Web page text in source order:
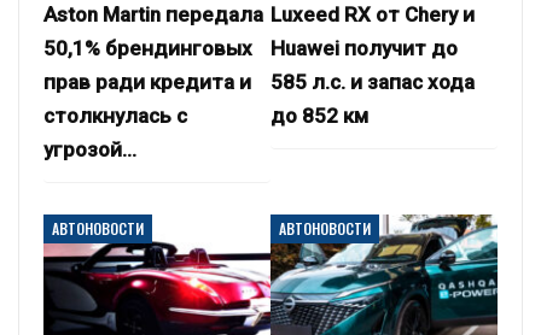
Aston Martin передала
50,1% брендинговых
прав ради кредита и
столкнулась с
угрозой…
Luxeed RX от Chery и
Huawei получит до
585 л.с. и запас хода
до 852 км
АВТОНОВОСТИ АВТОНОВОСТИ